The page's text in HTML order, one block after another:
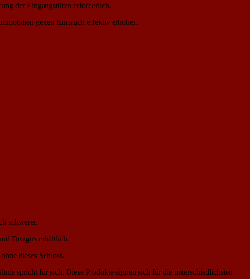
der Eingangstüren erforderlich.
gegen Einbruch effektiv erhöhen.
schwerer.
Designs erhältlich.
dieses Schloss.
spricht für sich. Diese Produkte eignen sich für die unterschiedlichsten